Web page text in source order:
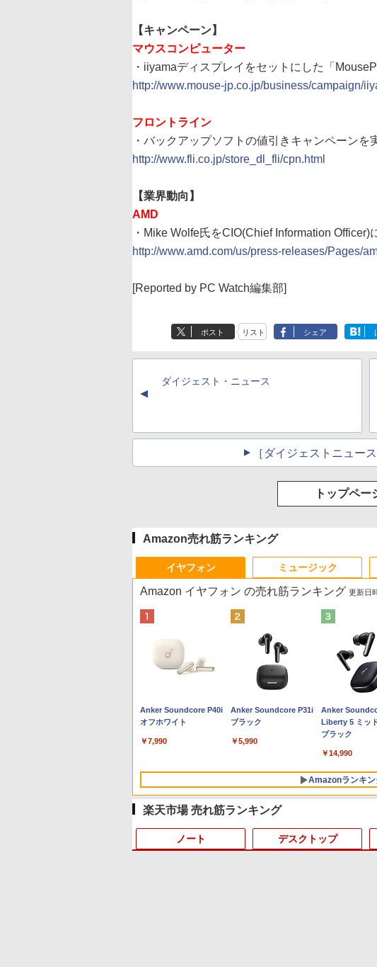
【キャンペーン】
マウスコンピューター
・iiyamaディスプレイをセットにした「
http://www.mouse-jp.co.jp/business/campaign/
フロントライン
・バックアップソフトの値引きキャンペーンを
http://www.fli.co.jp/store_dl_fli/cpn.html
【業界動向】
AMD
・Mike Wolfe氏をCIO(Chief Information Officer)
http://www.amd.com/us/press-releases/Pages/
[Reported by PC Watch編集部]
ポスト リスト シェア
▲
ダイジェスト・ニュース
［ダイジェストニュー
トップペー
Amazon売れ筋ランキング
イヤフォン
Amazon イヤフォン の売れ筋ランキング 更新日
Anker Soundcore P40i
オフホワイト
￥7,990
Anker Soundcore P31i
ブラック
￥5,990
Anker
Liberty 5 ミッ
ブラック
￥14,990
Amazonランキン
ミュージック
楽天市場 売れ筋ランキング
ノート デスクトップ